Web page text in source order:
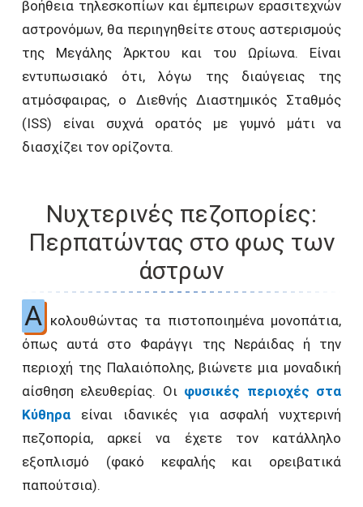
βοήθεια τηλεσκοπίων και έμπειρων ερασιτεχνών
αστρονόμων, θα περιηγηθείτε στους αστερισμούς
της Μεγάλης Άρκτου και του Ωρίωνα. Είναι
εντυπωσιακό ότι, λόγω της διαύγειας της
ατμόσφαιρας, ο Διεθνής Διαστημικός Σταθμός
(ISS) είναι συχνά ορατός με γυμνό μάτι να
διασχίζει τον ορίζοντα.
Νυχτερινές πεζοπορίες:
Περπατώντας στο φως των
άστρων
Α κολουθώντας τα πιστοποιημένα μονοπάτια,
όπως αυτά στο Φαράγγι της Νεράιδας ή την
περιοχή της Παλαιόπολης, βιώνετε μια μοναδική
αίσθηση ελευθερίας. Οι φυσικές περιοχές στα
Κύθηρα είναι ιδανικές για ασφαλή νυχτερινή
πεζοπορία, αρκεί να έχετε τον κατάλληλο
εξοπλισμό (φακό κεφαλής και ορειβατικά
παπούτσια).